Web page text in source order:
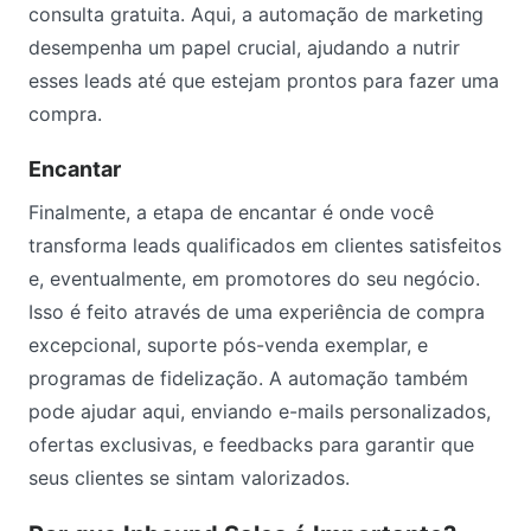
consulta gratuita. Aqui, a automação de marketing
desempenha um papel crucial, ajudando a nutrir
esses leads até que estejam prontos para fazer uma
compra.
Encantar
Finalmente, a etapa de encantar é onde você
transforma leads qualificados em clientes satisfeitos
e, eventualmente, em promotores do seu negócio.
Isso é feito através de uma experiência de compra
excepcional, suporte pós-venda exemplar, e
programas de fidelização. A automação também
pode ajudar aqui, enviando e-mails personalizados,
ofertas exclusivas, e feedbacks para garantir que
seus clientes se sintam valorizados.